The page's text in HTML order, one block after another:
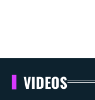
VIDEOS